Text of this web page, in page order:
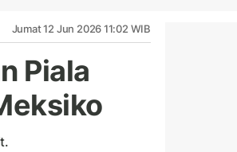
Jumat 12 Jun 2026 11:02 WIB
Piala